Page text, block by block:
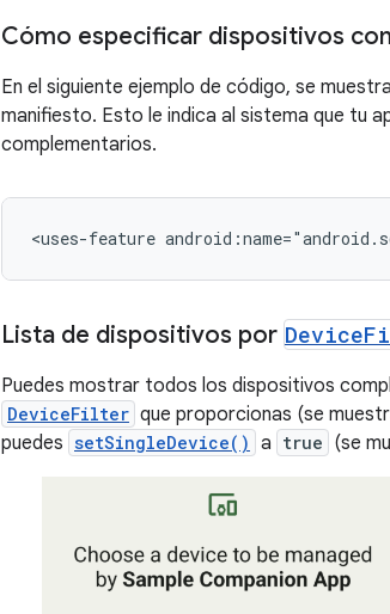
Cómo especificar dispositivos
En el siguiente ejemplo de código, se
manifiesto. Esto le indica al sistema que tu
complementarios.
<uses-feature
Lista de dispositivos por Device
Puedes mostrar todos los dispositivos
DeviceFilter que proporcionas (se
puedes setSingleDevice() a true (se